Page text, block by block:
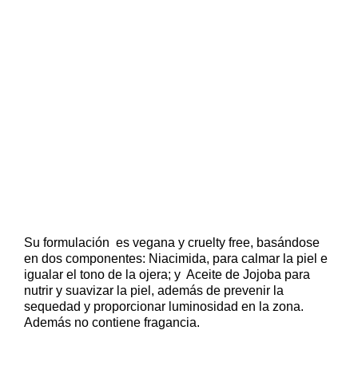
Su formulación es vegana y cruelty free, basándose
en dos componentes: Niacimida, para calmar la piel e
igualar el tono de la ojera; y Aceite de Jojoba para
nutrir y suavizar la piel, además de prevenir la
sequedad y proporcionar luminosidad en la zona.
Además no contiene fragancia.